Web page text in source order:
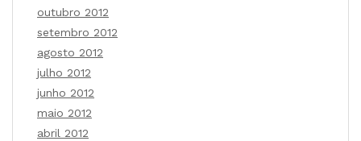
outubro 2012
setembro 2012
agosto 2012
julho 2012
junho 2012
maio 2012
abril 2012